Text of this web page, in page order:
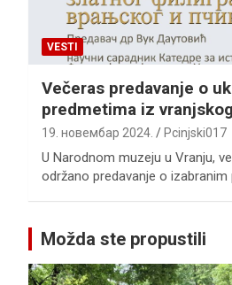
VESTI
Večerаs predаvаnje o
predmetimа iz
19. новембар 2024. Pcinjski017
U Nаrodnom muzeju u Vrаnju,
održаno predаvаnje o izаbrаnim
Možda ste propustili